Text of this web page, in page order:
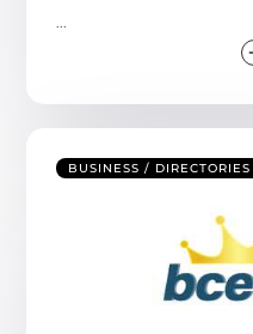
BUSINESS / DIRECTORIES